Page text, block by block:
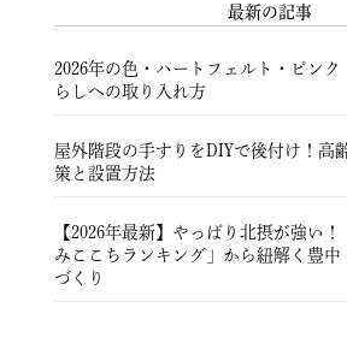
最新の記事
2026年の色・ハートフェルト・ピン
らしへの取り入れ方
屋外階段の手すりをDIYで後付け！高
策と設置方法
【2026年最新】やっぱり北摂が強い
みここちランキング」から紐解く豊中
づくり